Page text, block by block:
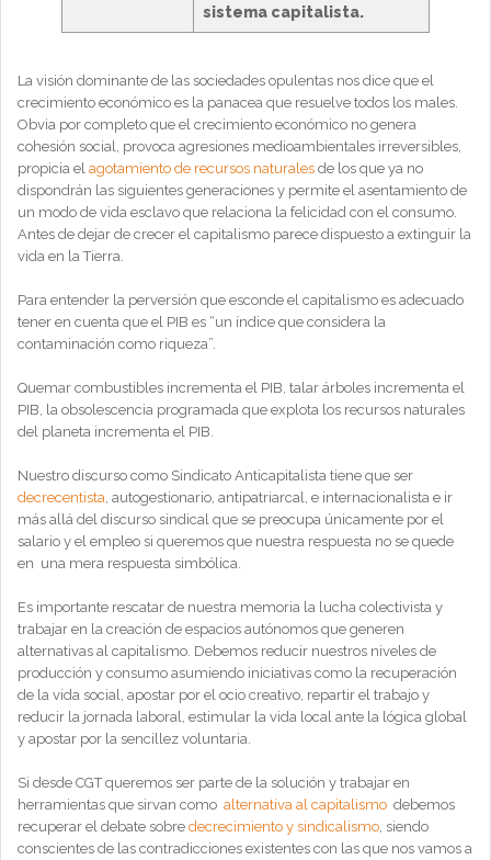
sistema capitalista.
La visión dominante de las sociedades opulentas nos dice que el
crecimiento económico es la panacea que resuelve todos los males.
Obvia por completo que el crecimiento económico no genera
cohesión social, provoca agresiones medioambientales irreversibles,
propicia el agotamiento de recursos naturales de los que ya no
dispondrán las siguientes generaciones y permite el asentamiento de
un modo de vida esclavo que relaciona la felicidad con el consumo.
Antes de dejar de crecer el capitalismo parece dispuesto a extinguir la
vida en la Tierra.
Para entender la perversión que esconde el capitalismo es adecuado
tener en cuenta que el PIB es “un índice que considera la
contaminación como riqueza”.
Quemar combustibles incrementa el PIB, talar árboles incrementa el
PIB, la obsolescencia programada que explota los recursos naturales
del planeta incrementa el PIB.
Nuestro discurso como Sindicato Anticapitalista tiene que ser
decrecentista, autogestionario, antipatriarcal, e internacionalista e ir
más allá del discurso sindical que se preocupa únicamente por el
salario y el empleo si queremos que nuestra respuesta no se quede
en una mera respuesta simbólica.
Es importante rescatar de nuestra memoria la lucha colectivista y
trabajar en la creación de espacios autónomos que generen
alternativas al capitalismo. Debemos reducir nuestros niveles de
producción y consumo asumiendo iniciativas como la recuperación
de la vida social, apostar por el ocio creativo, repartir el trabajo y
reducir la jornada laboral, estimular la vida local ante la lógica global
y apostar por la sencillez voluntaria.
Si desde CGT queremos ser parte de la solución y trabajar en
herramientas que sirvan como alternativa al capitalismo debemos
recuperar el debate sobre decrecimiento y sindicalismo, siendo
conscientes de las contradicciones existentes con las que nos vamos a